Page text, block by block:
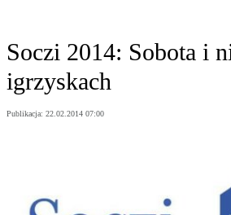
Soczi 2014: Sobota i
igrzyskach
Publikacja: 22.02.2014 07:00